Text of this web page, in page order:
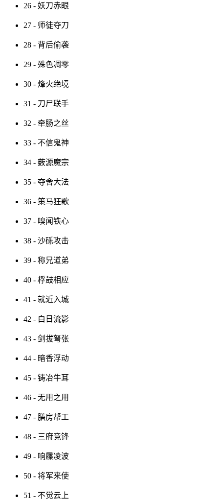
26 - 妖刀赤眼
27 - 师徒夺刀
28 - 背后偷袭
29 - 殊色凋零
30 - 烽火绝境
31 - 刀尸联手
32 - 牵肠之丝
33 - 不信鬼神
34 - 薮源魔宗
35 - 夺舍大法
36 - 策马狂歌
37 - 嗅闻铁心
38 - 沙砾攻击
39 - 称兄道弟
40 - 桴鼓相应
41 - 就近入城
42 - 白日流影
43 - 剑拔弩张
44 - 暗香浮动
45 - 铸冶牛耳
46 - 无用之用
47 - 膳房帮工
48 - 三府竞锋
49 - 响屧凌波
50 - 将军来使
51 - 不觉云上